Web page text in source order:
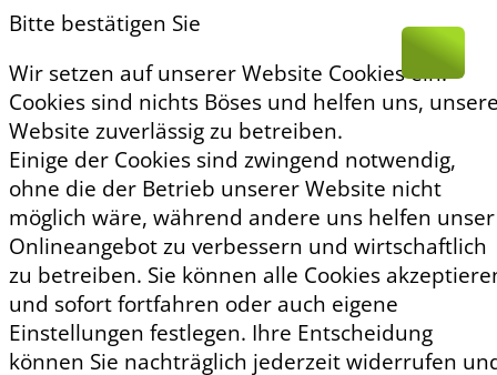
Bitte bestätigen Sie
Wir setzen auf unserer Website Cookies ein.
Cookies sind nichts Böses und helfen uns,
Website zuverlässig zu betreiben.
Einige der Cookies sind zwingend notwendig,
ohne die der Betrieb unserer Website nicht
möglich wäre, während andere uns helfen unser
Onlineangebot zu verbessern und wirtschaftlich
zu betreiben. Sie können alle Cookies
und sofort fortfahren oder auch eigene
Einstellungen festlegen. Ihre Entscheidung
können Sie nachträglich jederzeit widerrufen